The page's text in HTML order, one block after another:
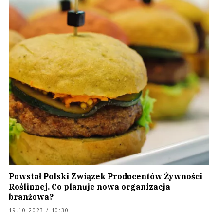
Powstał Polski Związek Producentów Żywności
Roślinnej. Co planuje nowa organizacja
branżowa?
19.10.2023 / 10:30